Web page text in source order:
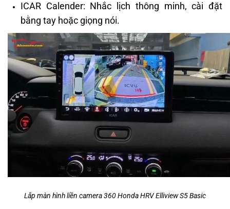
ICAR Calender: Nhắc lịch thông minh, cài đặt
bằng tay hoặc giọng nói.
Lắp màn hình liền camera 360 Honda HRV Elliview S5 Basic